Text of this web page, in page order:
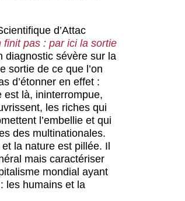
d’Attac
finit pas : par ici la sortie
diagnostic sévère sur la
sortie de ce que l’on
d’étonner en effet :
est là, ininterrompue,
les riches qui
l’embellie et qui
des multinationales.
la nature est pillée. Il
mais caractériser
mondial ayant
les humains et la